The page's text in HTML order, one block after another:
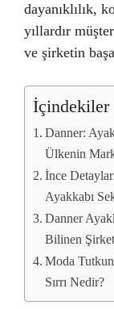
dayanıklılık,
yıllardır
ve şirketin
İçindekiler
Danner:
Ülkenin
İnce
Ayakkabı
Danner
Bilinen
Moda
Sırrı Nedir?